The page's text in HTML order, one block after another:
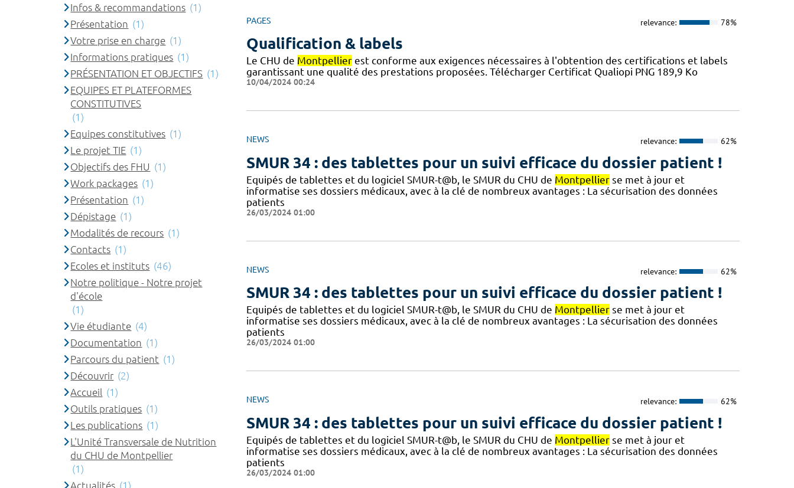
PAGES relevance: 78%
Qualification & labels
Le CHU de Montpellierest conforme aux exigences nécessaires à l'obtention des certifications et labels
garantissant une qualité des prestations proposées. Télécharger Certificat Qualiopi PNG 189,9 Ko
10/04/2024 00:24
NEWS relevance: 62%
SMUR 34 : des tablettes pour un suivi efficace du dossier patient !
​​Equipés de tablettes et du logiciel SMUR-t@b, le SMUR du CHU de Montpellierse met à jour et
informatise ses dossiers médicaux, avec à la clé de nombreux avantages : ​​La sécurisation des données
patients
26/03/2024 01:00
NEWS relevance: 62%
SMUR 34 : des tablettes pour un suivi efficace du dossier patient !
​​Equipés de tablettes et du logiciel SMUR-t@b, le SMUR du CHU de Montpellierse met à jour et
informatise ses dossiers médicaux, avec à la clé de nombreux avantages : ​​La sécurisation des données
patients
26/03/2024 01:00
NEWS relevance: 62%
SMUR 34 : des tablettes pour un suivi efficace du dossier patient !
​​Equipés de tablettes et du logiciel SMUR-t@b, le SMUR du CHU de Montpellierse met à jour et
informatise ses dossiers médicaux, avec à la clé de nombreux avantages : ​​La sécurisation des données
patients
26/03/2024 01:00
Infos & recommandations (1)
Présentation (1)
Votre prise en charge (1)
Informations pratiques (1)
PRÉSENTATION ET OBJECTIFS (1)
EQUIPES ET PLATEFORMES
CONSTITUTIVES
(1)
Equipes constitutives (1)
Le projet TIE (1)
Objectifs des FHU (1)
Work packages (1)
Présentation (1)
Dépistage (1)
Modalités de recours (1)
Contacts (1)
Ecoles et instituts (46)
Notre politique - Notre projet
d'école
(1)
Vie étudiante (4)
Documentation (1)
Parcours du patient (1)
Découvrir (2)
Accueil (1)
Outils pratiques (1)
Les publications (1)
L'Unité Transversale de Nutrition
du CHU de Montpellier
(1)
Actualités (1)